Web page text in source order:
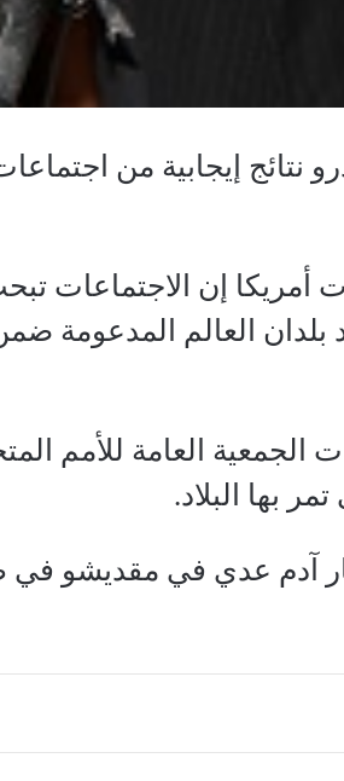
نتائج إيجابية من
أمريكا إن الاجتماعات
أحد بلدان العالم المدعومة
العامة للأمم
بها البلاد.
آدم عدي في مقديشو في